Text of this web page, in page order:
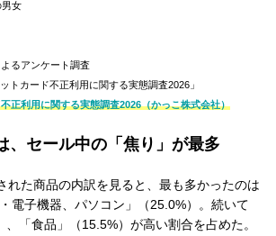
男女
るアンケート調査
トカード不正利用に関する実態調査2026」
正利用に関する実態調査2026（かっこ株式会社）
、セール中の「焦り」が最多
れた商品の内訳を見ると、最も多かったのは
電子機器、パソコン」（25.0%）。続いて
、「食品」（15.5%）が高い割合を占めた。